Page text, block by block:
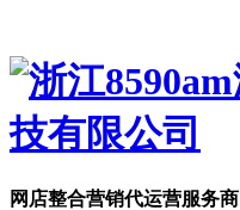
网店整合营销代运营服务商